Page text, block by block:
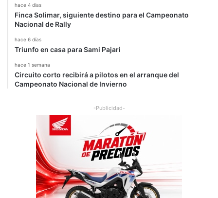
hace 4 días
Finca Solimar, siguiente destino para el Campeonato
Nacional de Rally
hace 6 días
Triunfo en casa para Sami Pajari
hace 1 semana
Circuito corto recibirá a pilotos en el arranque del
Campeonato Nacional de Invierno
-Publicidad-